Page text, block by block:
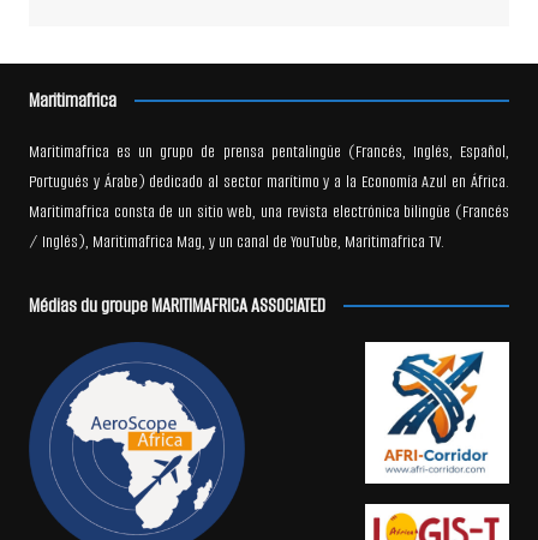
Maritimafrica
Maritimafrica es un grupo de prensa pentalingüe (Francés, Inglés, Español,
Portugués y Árabe) dedicado al sector marítimo y a la Economía Azul en África.
Maritimafrica consta de un sitio web, una revista electrónica bilingüe (Francés
/ Inglés), Maritimafrica Mag, y un canal de YouTube, Maritimafrica TV.
Médias du groupe MARITIMAFRICA ASSOCIATED